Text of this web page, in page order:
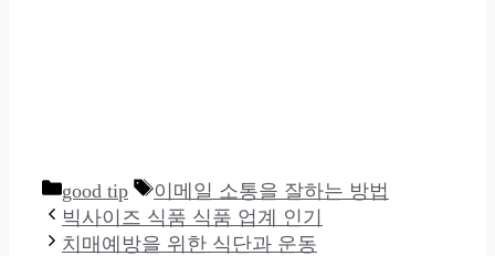
카
테
고
good tip
태
그
이메일 소통을 잘하는 방법
빅사이즈 식품 식품 업계 인기
치매예방을 위한 식단과 운동